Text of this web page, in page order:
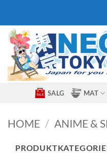
content
SALG MAT
HOME / ANIME &